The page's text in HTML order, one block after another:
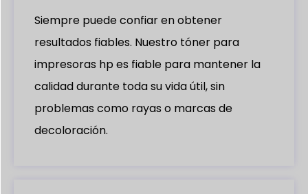
Siempre puede confiar en obtener
resultados fiables. Nuestro tóner para
impresoras hp es fiable para mantener la
calidad durante toda su vida útil, sin
problemas como rayas o marcas de
decoloración.